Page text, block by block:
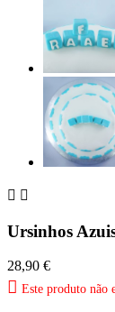
 
Ursinhos
28,90 €
 Este produto não